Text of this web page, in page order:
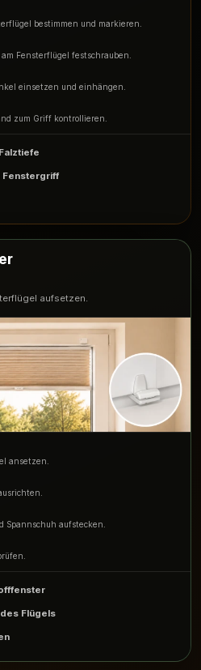
bestimmen und markieren.
Fensterflügel festschrauben.
einsetzen und einhängen.
zum Griff kontrollieren.
Fenstergriff
aufsetzen.
ansetzen.
Spannschuh aufstecken.
Flügels